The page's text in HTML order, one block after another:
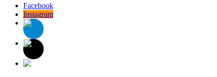
Facebook
Instagram